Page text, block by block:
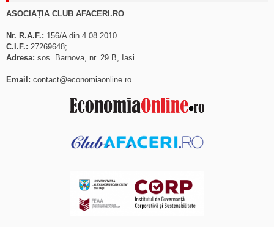
ASOCIAȚIA CLUB AFACERI.RO
Nr. R.A.F.: 156/A din 4.08.2010
C.I.F.: 27269648;
Adresa: sos. Barnova, nr. 29 B, Iasi.
Email: contact@economiaonline.ro